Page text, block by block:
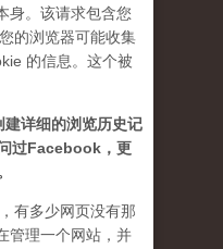
身。该请求包含您
的浏览器可能收集
的信息。这个被
详细的浏览历史记
过Facebook，更
有多少网页没有那
管理一个网站，并